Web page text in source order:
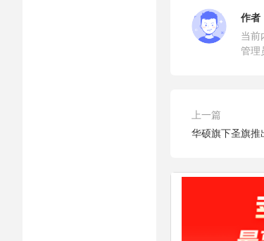
作者
当前
管理
上一篇
华硕旗下圣旗推